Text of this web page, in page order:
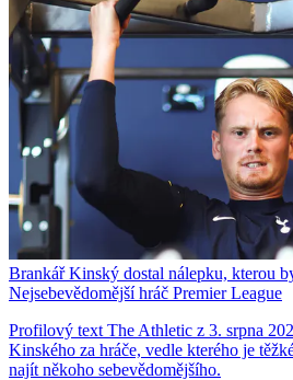
Brankář Kinský dostal nálepku, kterou
Nejsebevědomější hráč Premier League
Profilový text The Athletic z 3. srpna
Kinského za hráče, vedle kterého je
najít někoho sebevědomějšího.